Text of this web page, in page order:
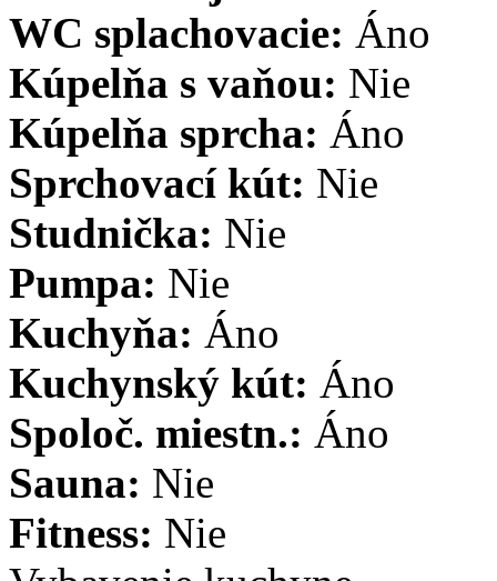
WC splachovacie: Áno
Kúpelňa s vaňou: Nie
Kúpelňa sprcha: Áno
Sprchovací kút: Nie
Studnička: Nie
Pumpa: Nie
Kuchyňa: Áno
Kuchynský kút: Áno
Spoloč. miestn.: Áno
Sauna: Nie
Fitness: Nie